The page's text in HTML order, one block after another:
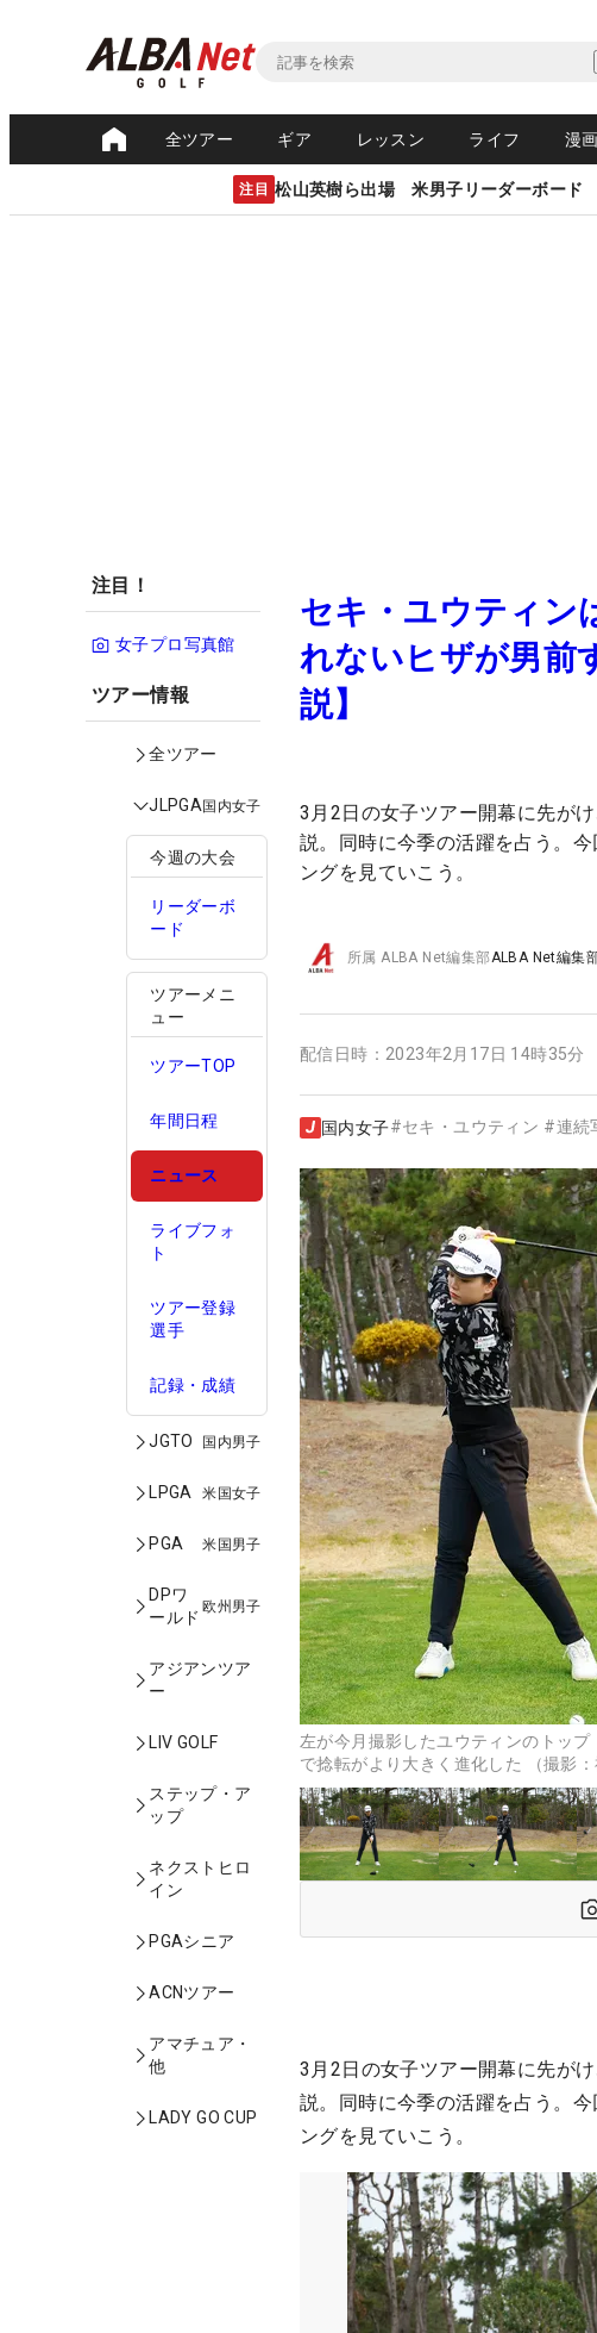
全ツアー ギア レッスン ライフ 漫画
注目 松山英樹ら出場 米男子リーダーボード
注目！
女子プロ写真館
ツアー情報
全ツアー
JLPGA国内女子
今週の大会
リーダーボ
ード
ツアーメニ
ュー
ツアーTOP
年間日程
ニュース
ライブフォ
ト
ツアー登録
選手
記録・成績
JGTO 国内男子
LPGA 米国女子
PGA 米国男子
DPワ
ールド
欧州男子
アジアンツア
ー
LIV GOLF
ステップ・ア
ップ
ネクストヒロ
イン
PGAシニア
ACNツアー
アマチュア・
他
LADY GO CUP
セキ・ユウティン
れないヒザが男前
説】
3月2日の女子ツアー開幕に先が
説。同時に今季の活躍を占う。
ングを見ていこう。
所属ALBA Net編集部ALBA Net編集
配信日時： 2023年2月17日 14時35分
国内女子#セキ・ユウティン #連続
左が今月撮影したユウティンのトッ
で捻転がより大きく進化した （撮影：
3月2日の女子ツアー開幕に先が
説。同時に今季の活躍を占う。
ングを見ていこう。